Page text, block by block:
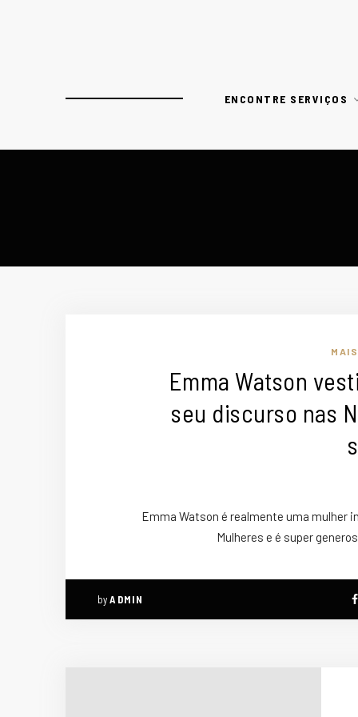
ENCONTRE SERVIÇOS
Emma Watson
seu discurso nas
Emma Watson é realmente uma mulher
Mulheres e é super
byADMIN